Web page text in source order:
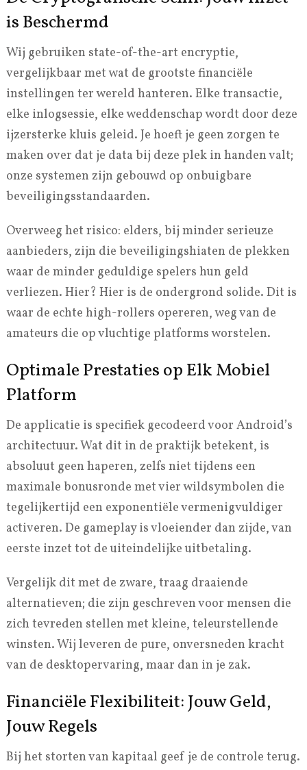
is Beschermd
Wij gebruiken state-of-the-art encryptie,
vergelijkbaar met wat de grootste financiële
instellingen ter wereld hanteren. Elke transactie,
elke inlogsessie, elke weddenschap wordt door deze
ijzersterke kluis geleid. Je hoeft je geen zorgen te
maken over dat je data bij deze plek in handen valt;
onze systemen zijn gebouwd op onbuigbare
beveiligingsstandaarden.
Overweeg het risico: elders, bij minder serieuze
aanbieders, zijn die beveiligingshiaten de plekken
waar de minder geduldige spelers hun geld
verliezen. Hier? Hier is de ondergrond solide. Dit is
waar de echte high-rollers opereren, weg van de
amateurs die op vluchtige platforms worstelen.
Optimale Prestaties op Elk Mobiel
Platform
De applicatie is specifiek gecodeerd voor Android’s
architectuur. Wat dit in de praktijk betekent, is
absoluut geen haperen, zelfs niet tijdens een
maximale bonusronde met vier wildsymbolen die
tegelijkertijd een exponentiële vermenigvuldiger
activeren. De gameplay is vloeiender dan zijde, van
eerste inzet tot de uiteindelijke uitbetaling.
Vergelijk dit met de zware, traag draaiende
alternatieven; die zijn geschreven voor mensen die
zich tevreden stellen met kleine, teleurstellende
winsten. Wij leveren de pure, onversneden kracht
van de desktopervaring, maar dan in je zak.
Financiële Flexibiliteit: Jouw Geld,
Jouw Regels
Bij het storten van kapitaal geef je de controle terug.